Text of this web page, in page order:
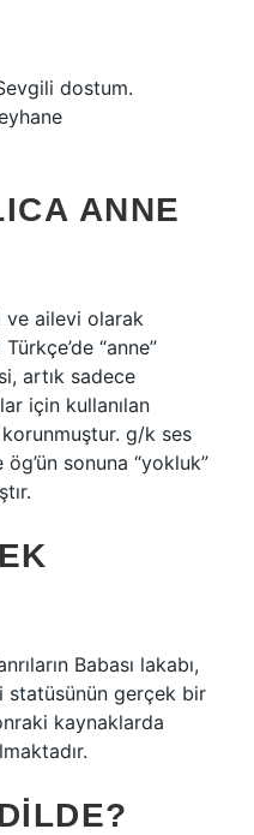
dostum.
ANNE
ve ailevi olarak
“anne”
artık sadece
için kullanılan
g/k ses
sonuna “yokluk”
Babası lakabı,
statüsünün gerçek bir
kaynaklarda